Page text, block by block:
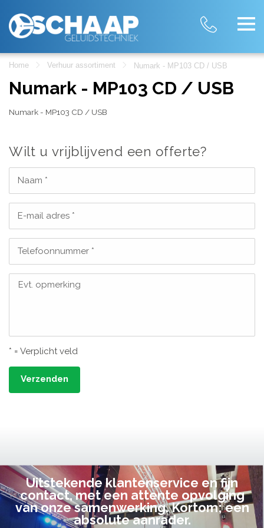
Home Verhuur assortiment Numark - MP103 CD / USB
Numark - MP103 CD / USB
Numark - MP103 CD / USB
Wilt u vrijblijvend een offerte?
Naam *
E-mail adres *
Telefoonnummer *
Evt. opmerking
* = Verplicht veld
Verzenden
Uitstekende klantenservice en fijn
contact, met een attente opvolging
van onze samenwerking. Kortom; een
absolute aanrader.